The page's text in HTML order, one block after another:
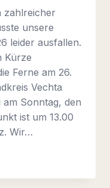
zahlreicher
unsere
leider ausfallen.
Kürze
Ferne am 26.
Vechta
Sonntag, den
ist um 13.00
Wir…